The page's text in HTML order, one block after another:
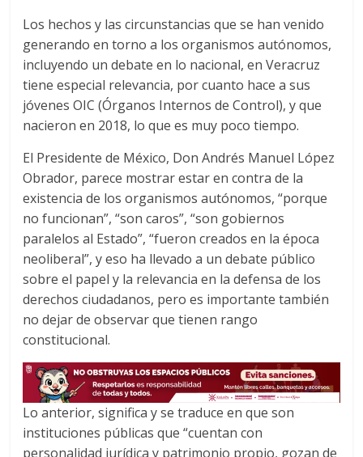
Los hechos y las circunstancias que se han venido
generando en torno a los organismos autónomos,
incluyendo un debate en lo nacional, en Veracruz
tiene especial relevancia, por cuanto hace a sus
jóvenes OIC (Órganos Internos de Control), y que
nacieron en 2018, lo que es muy poco tiempo.
El Presidente de México, Don Andrés Manuel López
Obrador, parece mostrar estar en contra de la
existencia de los organismos autónomos, “porque
no funcionan”, “son caros”, “son gobiernos
paralelos al Estado”, “fueron creados en la época
neoliberal”, y eso ha llevado a un debate público
sobre el papel y la relevancia en la defensa de los
derechos ciudadanos, pero es importante también
no dejar de observar que tienen rango
constitucional.
Lo anterior, significa y se traduce en que son
instituciones públicas que “cuentan con
personalidad jurídica y patrimonio propio, gozan de